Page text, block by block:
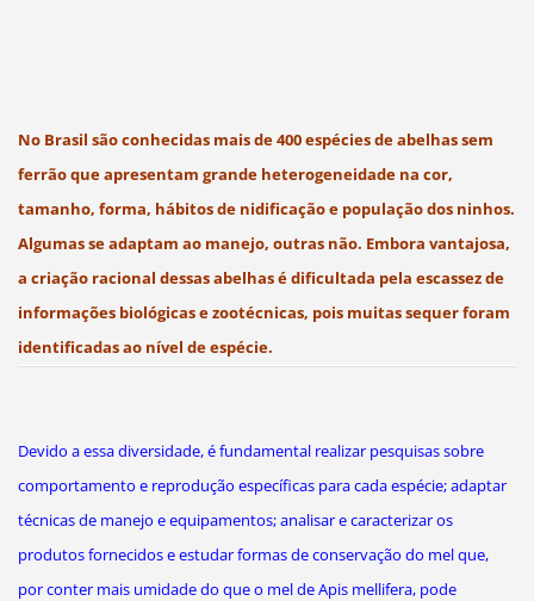
No Brasil são conhecidas mais de 400 espécies de abelhas sem
ferrão que apresentam grande heterogeneidade na cor,
tamanho, forma, hábitos de nidificação e população dos ninhos.
Algumas se adaptam ao manejo, outras não. Embora vantajosa,
a criação racional dessas abelhas é dificultada pela escassez de
informações biológicas e zootécnicas, pois muitas sequer foram
identificadas ao nível de espécie.
Devido a essa diversidade, é fundamental realizar pesquisas sobre
comportamento e reprodução específicas para cada espécie; adaptar
técnicas de manejo e equipamentos; analisar e caracterizar os
produtos fornecidos e estudar formas de conservação do mel que,
por conter mais umidade do que o mel de Apis mellifera, pode